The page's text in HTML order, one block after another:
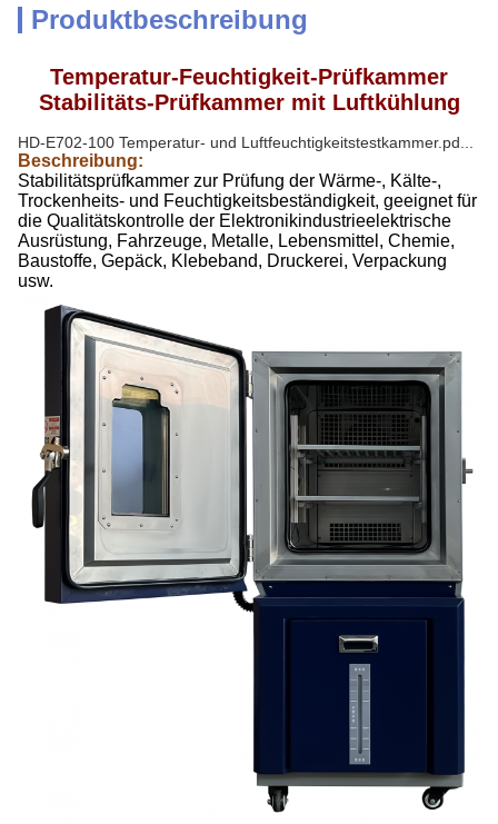
Produktbeschreibung
Temperatur-Feuchtigkeit-Prüfkammer
Stabilitäts-Prüfkammer mit Luftkühlung
HD-E702-100 Temperatur- und Luftfeuchtigkeitstestkammer.pd...
Beschreibung:
Stabilitätsprüfkammer zur Prüfung der Wärme-, Kälte-,
Trockenheits- und Feuchtigkeitsbeständigkeit, geeignet für
die Qualitätskontrolle der Elektronikindustrieelektrische
Ausrüstung, Fahrzeuge, Metalle, Lebensmittel, Chemie,
Baustoffe, Gepäck, Klebeband, Druckerei, Verpackung
usw.